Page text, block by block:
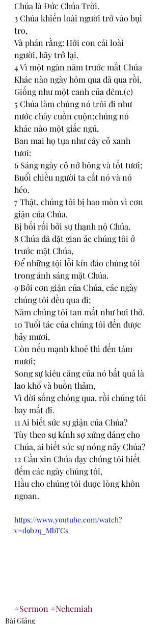
Chúa là Đức Chúa Trời.
3 Chúa khiến loài người trở vào bụi
tro,
Và phán rằng: Hỡi con cái loài
người, hãy trở lại.
4 Vì một ngàn năm trước mắt Chúa
Khác nào ngày hôm qua đã qua rồi,
Giống như một canh của đêm.(c)
5 Chúa làm chúng nó trôi đi như
nước chảy cuồn cuộn;chúng nó
khác nào một giấc ngủ,
Ban mai họ tựa như cây cỏ xanh
tươi:
6 Sáng ngày cỏ nở bông và tốt tươi;
Buổi chiều người ta cắt nó và nó
héo.
7 Thật, chúng tôi bị hao mòn vì cơn
giận của Chúa,
Bị bối rối bởi sự thạnh nộ Chúa.
8 Chúa đã đặt gian ác chúng tôi ở
trước mặt Chúa,
Để những tội lỗi kín đáo chúng tôi
trong ánh sáng mặt Chúa.
9 Bởi cơn giận của Chúa, các ngày
chúng tôi đều qua đi;
Năm chúng tôi tan mất như hơi thở.
10 Tuổi tác của chúng tôi đến được
bảy mươi,
Còn nếu mạnh khoẻ thì đến tám
mươi;
Song sự kiêu căng của nó bất quá là
lao khổ và buồn thảm,
Vì đời sống chóng qua, rồi chúng tôi
bay mất đi.
11 Ai biết sức sự giận của Chúa?
Tùy theo sự kính sợ xứng đáng cho
Chúa, ai biết sức sự nóng nảy Chúa?
12 Cầu xin Chúa dạy chúng tôi biết
đếm các ngày chúng tôi,
Hầu cho chúng tôi được lòng khôn
ngoan.
https://www.youtube.com/watch?
v=d9b2q_MbTCs
#Sermon #Nehemiah
Bài Giảng